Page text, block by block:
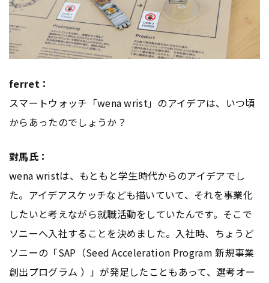
ferret：
スマートウォッチ「wena wrist」のアイデアは、いつ頃
からあったのでしょうか？
對馬氏：
wena wristは、もともと学生時代からのアイデアでし
た。アイデアスケッチなども描いていて、それを事業化
したいと考えながら就職活動をしていたんです。そこで
ソニーへ入社することを決めました。入社時、ちょうど
ソニーの「SAP（Seed Acceleration Program 新規事業
創出プログラム ）」が発足したこともあって、選考オー